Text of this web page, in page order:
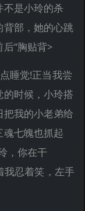
不是小玲的杀
部，她的心跳
“胸贴背>
睡觉!正当我尝
时候，小玲搭
我的小老弟给
七魄也抓起
，你在干
我忍着笑，左手